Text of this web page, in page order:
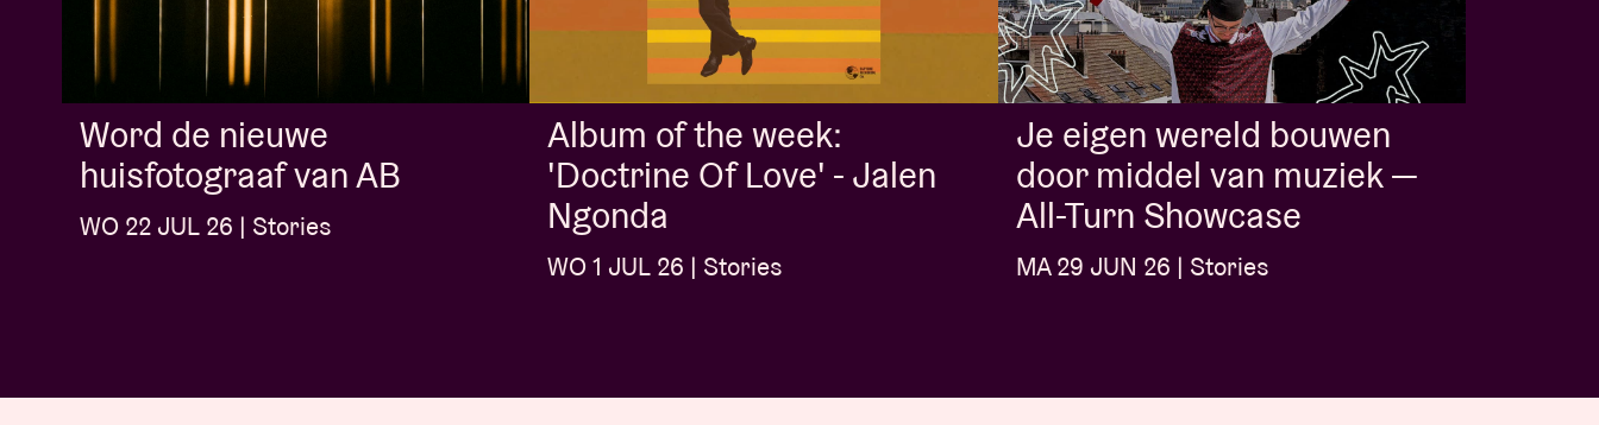
Word de nieuwe
huisfotograaf van AB
WO 22 JUL 26 | Stories
Album of the week:
'Doctrine Of Love' - Jalen
Ngonda
WO 1 JUL 26 | Stories
Je eigen wereld bouwen
door middel van muziek —
All-Turn Showcase
MA 29 JUN 26 | Stories